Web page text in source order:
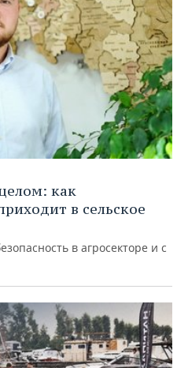
как
в сельское
в агросекторе и с